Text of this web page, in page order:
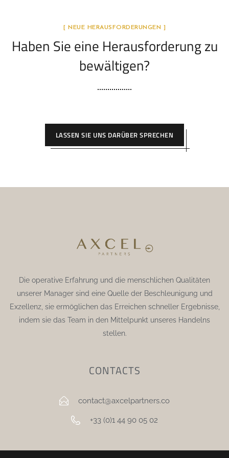
[ NEUE HERAUSFORDERUNGEN ]
Haben Sie eine Herausforderung zu
bewältigen?
LASSEN SIE UNS DARÜBER SPRECHEN
Die operative Erfahrung und die menschlichen Qualitäten
unserer Manager sind eine Quelle der Beschleunigung und
Exzellenz, sie ermöglichen das Erreichen schneller Ergebnisse,
indem sie das Team in den Mittelpunkt unseres Handelns
stellen.
CONTACTS
contact@axcelpartners.co
+33 (0)1 44 90 05 02